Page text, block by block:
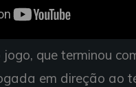
que terminou
em direção ao